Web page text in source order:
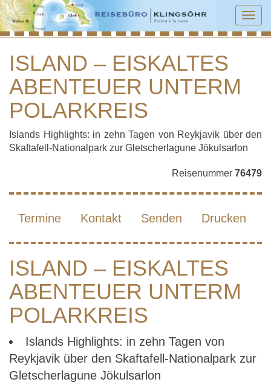
ISLAND – EISKALTES ABENTEUER
UNTERM POLARKREIS
ISLAND – EISKALTES
ABENTEUER UNTERM
POLARKREIS
Islands Highlights: in zehn Tagen von Reykjavik über den
Skaftafell-Nationalpark zur Gletscherlagune Jökulsarlon
Reisenummer 76479
Termine Kontakt Senden Drucken
ISLAND – EISKALTES
ABENTEUER UNTERM
POLARKREIS
Islands Highlights: in zehn Tagen von
Reykjavik über den Skaftafell-Nationalpark zur
Gletscherlagune Jökulsarlon